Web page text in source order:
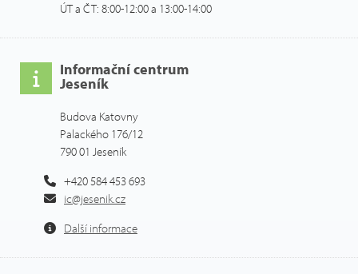
ÚT a ČT: 8:00-12:00 a 13:00-14:00
Informační centrum
Jeseník
Budova Katovny
Palackého 176/12
790 01 Jeseník
+420 584 453 693
ic@jesenik.cz
Další informace